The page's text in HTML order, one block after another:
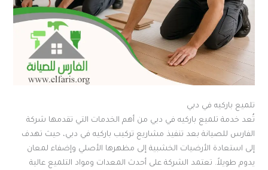
تلميع باركيه في دبي
تُعد خدمة تلميع باركيه في دبي من أهم الخدمات التي تقدمها شركة
الفارس للصيانة بعد تنفيذ مشاريع تركيب باركيه في دبي، حيث تهدف
إلى استعادة الأرضيات الخشبية إلى مظهرها الأصلي وإضفاء لمعان
يدوم طويلاً. تعتمد الشركة على أحدث المعدات ومواد التلميع عالية